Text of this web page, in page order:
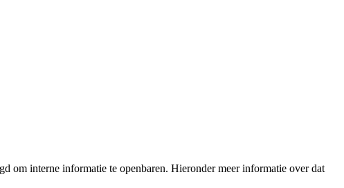
om interne informatie te openbaren. Hieronder meer informatie over dat